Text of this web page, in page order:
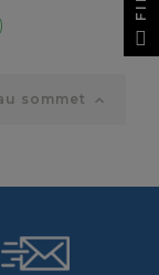
sommet 